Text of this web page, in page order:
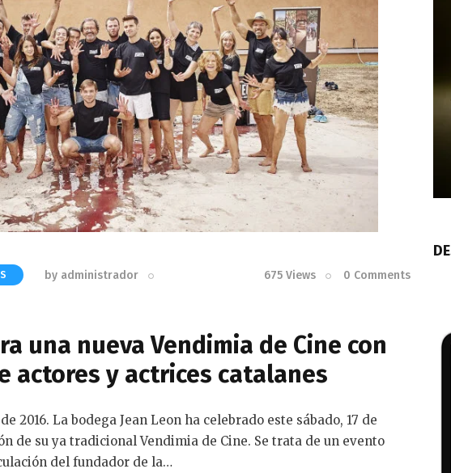
by administrador
675 Views 0 Comments
una nueva Vendimia de Cine con
actores y actrices catalanes
2016. La bodega Jean Leon ha celebrado este sábado, 17 de
de su ya tradicional Vendimia de Cine. Se trata de un evento
del fundador de la…